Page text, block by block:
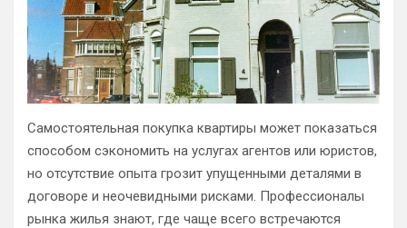
Самостоятельная покупка квартиры может показаться
способом сэкономить на услугах агентов или юристов,
но отсутствие опыта грозит упущенными деталями в
договоре и неочевидными рисками. Профессионалы
рынка жилья знают, где чаще всего встречаются